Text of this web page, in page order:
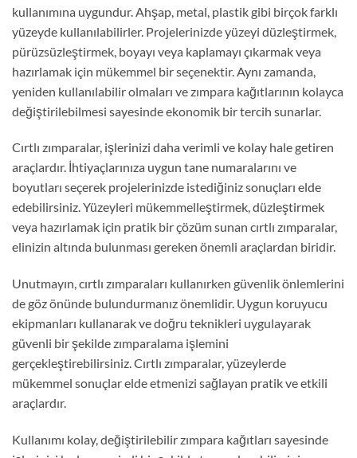
kullanımına uygundur. Ahşap, metal, plastik gibi birçok farklı
yüzeyde kullanılabilirler. Projelerinizde yüzeyi düzleştirmek,
pürüzsüzleştirmek, boyayı veya kaplamayı çıkarmak veya
hazırlamak için mükemmel bir seçenektir. Aynı zamanda,
yeniden kullanılabilir olmaları ve zımpara kağıtlarının kolayca
değiştirilebilmesi sayesinde ekonomik bir tercih sunarlar.
Cırtlı zımparalar, işlerinizi daha verimli ve kolay hale getiren
araçlardır. İhtiyaçlarınıza uygun tane numaralarını ve
boyutları seçerek projelerinizde istediğiniz sonuçları elde
edebilirsiniz. Yüzeyleri mükemmelleştirmek, düzleştirmek
veya hazırlamak için pratik bir çözüm sunan cırtlı zımparalar,
elinizin altında bulunması gereken önemli araçlardan biridir.
Unutmayın, cırtlı zımparaları kullanırken güvenlik önlemlerini
de göz önünde bulundurmanız önemlidir. Uygun koruyucu
ekipmanları kullanarak ve doğru teknikleri uygulayarak
güvenli bir şekilde zımparalama işlemini
gerçekleştirebilirsiniz. Cırtlı zımparalar, yüzeylerde
mükemmel sonuçlar elde etmenizi sağlayan pratik ve etkili
araçlardır.
Kullanımı kolay, değiştirilebilir zımpara kağıtları sayesinde